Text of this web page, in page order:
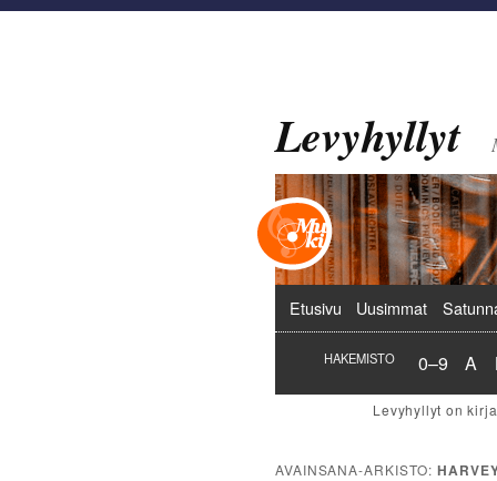
Levyhyllyt
Päävalikko
Etusivu Uusimmat
HAKEMISTO 0–9 A
AVAINSANA-ARKISTO: